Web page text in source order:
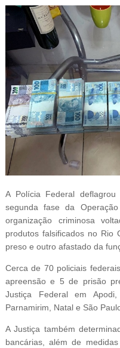
A Polícia Federal
segunda fase da
organização criminosa
produtos falsificados no Rio
preso e outro afastado da
Cerca de 70 policiais
apreensão e 5 de prisão
Justiça Federal em
Parnamirim, Natal e São
A Justiça também
bancárias, além de